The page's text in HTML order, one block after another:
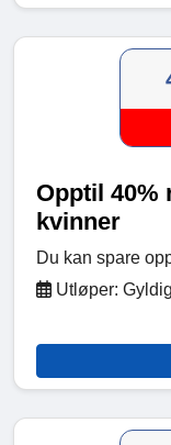
Opptil 40%
kvinner
Du kan spare
Utløper: